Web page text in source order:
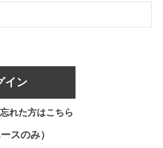
イン
れた方はこちら
スのみ）